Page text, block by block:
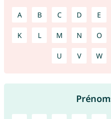
A B C D E
K L M N O
U V W